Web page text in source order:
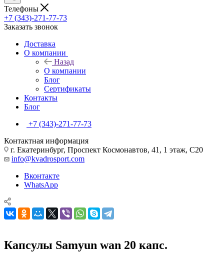
Телефоны
+7 (343)-271-77-73
Заказать звонок
Доставка
О компании
Назад
О компании
Блог
Сертификаты
Контакты
Блог
+7 (343)-271-77-73
Контактная информация
г. Екатеринбург, Проспект Космонавтов, 41, 1 этаж, С20
info@kvadrosport.com
Вконтакте
WhatsApp
Капсулы Samyun wan 20 капс.